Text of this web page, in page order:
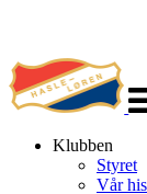
Klubben
Styret
Vår